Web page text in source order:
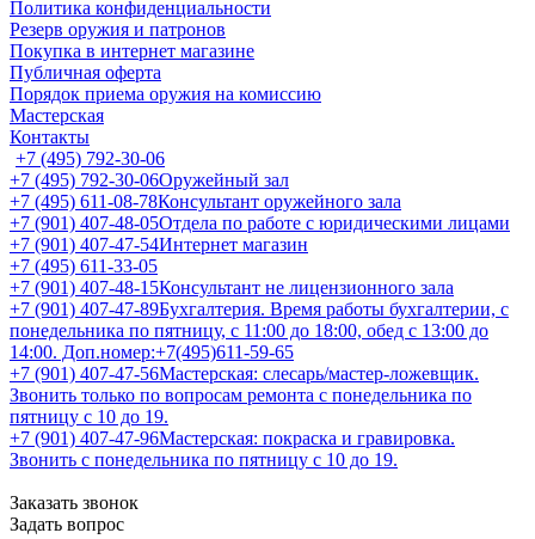
Политика конфиденциальности
Резерв оружия и патронов
Покупка в интернет магазине
Публичная оферта
Порядок приема оружия на комиссию
Мастерская
Контакты
+7 (495) 792-30-06
+7 (495) 792-30-06Оружейный зал
+7 (495) 611-08-78Консультант оружейного зала
+7 (901) 407-48-05Отдела по работе с юридическими лицами
+7 (901) 407-47-54Интернет магазин
+7 (495) 611-33-05
+7 (901) 407-48-15Консультант не лицензионного зала
+7 (901) 407-47-89Бухгалтерия. Время работы бухгалтерии, с
понедельника по пятницу, с 11:00 до 18:00, обед с 13:00 до
14:00. Доп.номер:+7(495)611-59-65
+7 (901) 407-47-56Мастерская: слесарь/мастер-ложевщик.
Звонить только по вопросам ремонта с понедельника по
пятницу с 10 до 19.
+7 (901) 407-47-96Мастерская: покраска и гравировка.
Звонить с понедельника по пятницу с 10 до 19.
Заказать звонок
Задать вопрос